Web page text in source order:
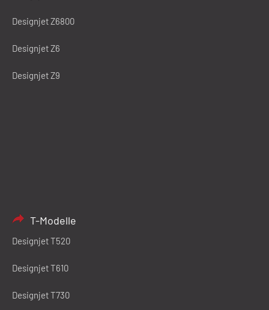
Designjet Z6800
Designjet Z6
Designjet Z9
T-Modelle
Designjet T520
Designjet T610
Designjet T730